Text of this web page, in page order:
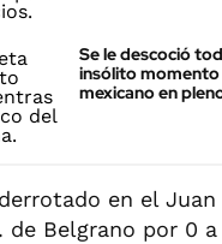
Se le descoció
insólito
mexicano en
en el Juan
de Belgrano por 0